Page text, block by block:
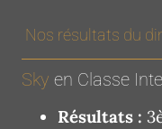
Nos résultats du
Sky en Classe
Résultats :